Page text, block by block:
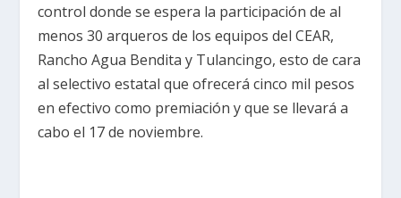
control donde se espera la participación de al
menos 30 arqueros de los equipos del CEAR,
Rancho Agua Bendita y Tulancingo, esto de cara
al selectivo estatal que ofrecerá cinco mil pesos
en efectivo como premiación y que se llevará a
cabo el 17 de noviembre.